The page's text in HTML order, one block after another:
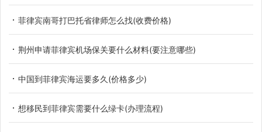
菲律宾南哥打巴托省律师怎么找(收费价格)
荆州申请菲律宾机场保关要什么材料(要注意哪些)
中国到菲律宾海运要多久(价格多少)
想移民到菲律宾需要什么绿卡(办理流程)